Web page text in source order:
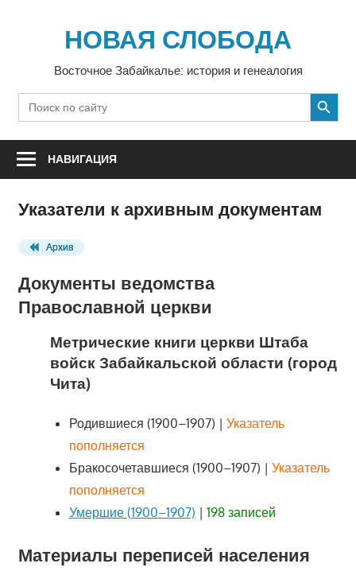
содержимомуНОВАЯ СЛОБОДА
Восточное Забайкалье: история и генеалогия
Search
for:
SEARCH BUTTON
НАВИГАЦИЯ
Указатели к архивным документам
Архив
Документы ведомства
Православной церкви
Метрические книги церкви Штаба
войск Забайкальской области (город
Чита)
Родившиеся (1900–1907) | Указатель
пополняется
Бракосочетавшиеся (1900–1907) | Указатель
пополняется
Умершие (1900–1907) | 198 записей
Материалы переписей населения